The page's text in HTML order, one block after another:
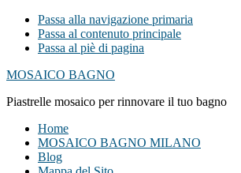
Passa alla navigazione primaria
Passa al contenuto principale
Passa al piè di pagina
MOSAICO BAGNO
Piastrelle mosaico per rinnovare il tuo bagno
Home
MOSAICO BAGNO MILANO
Blog